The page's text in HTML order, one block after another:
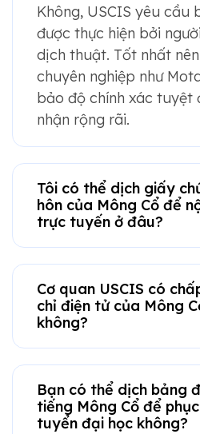
Không, USCIS yêu cầu
được thực hiện bởi
dịch thuật. Tốt nhất
chuyên nghiệp như
bảo độ chính xác tuyệt
nhận rộng rãi.
Tôi có thể dịch giấy
hôn của Mông Cổ để
trực tuyến ở đâu?
Cơ quan USCIS có
chỉ điện tử của Mông
không?
Bạn có thể dịch bảng
tiếng Mông Cổ để
tuyển đại học không?